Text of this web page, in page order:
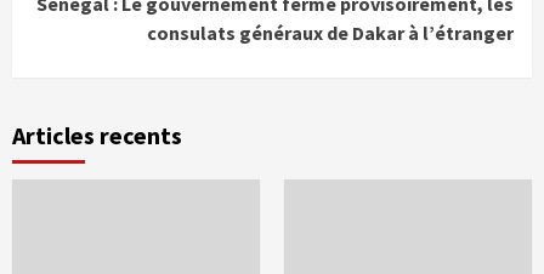
consulats généraux de Dakar à l’étranger
Articles recents